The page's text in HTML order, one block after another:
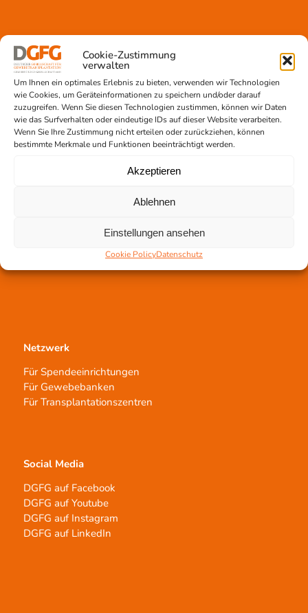
Cookie-Zustimmung
verwalten
Um Ihnen ein optimales Erlebnis zu bieten, verwenden wir Technologien
wie Cookies, um Geräteinformationen zu speichern und/oder darauf
zuzugreifen. Wenn Sie diesen Technologien zustimmen, können wir Daten
wie das Surfverhalten oder eindeutige IDs auf dieser Website verarbeiten.
Wenn Sie Ihre Zustimmung nicht erteilen oder zurückziehen, können
bestimmte Merkmale und Funktionen beeinträchtigt werden.
Akzeptieren
Ablehnen
Einstellungen ansehen
Cookie PolicyDatenschutz
Gewebetransplantation
Gewebeprozessierung
Transplantatvermittlung
Transplantat bestellen
Aufklärungsarbeit
Netzwerk
Für Spendeeinrichtungen
Für Gewebebanken
Für Transplantationszentren
Social Media
DGFG auf Facebook
DGFG auf Youtube
DGFG auf Instagram
DGFG auf LinkedIn